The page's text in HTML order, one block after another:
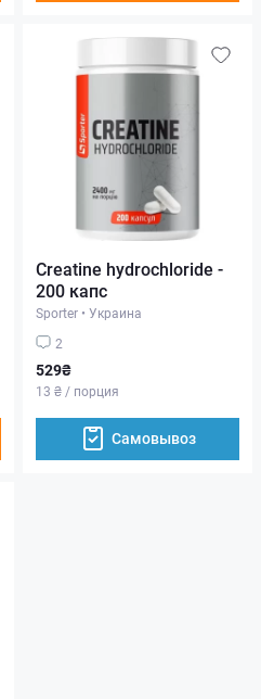
Creatine hydrochloride -
200 капс
Sporter • Украина
2
529₴
13 ₴ / порция
Самовывоз